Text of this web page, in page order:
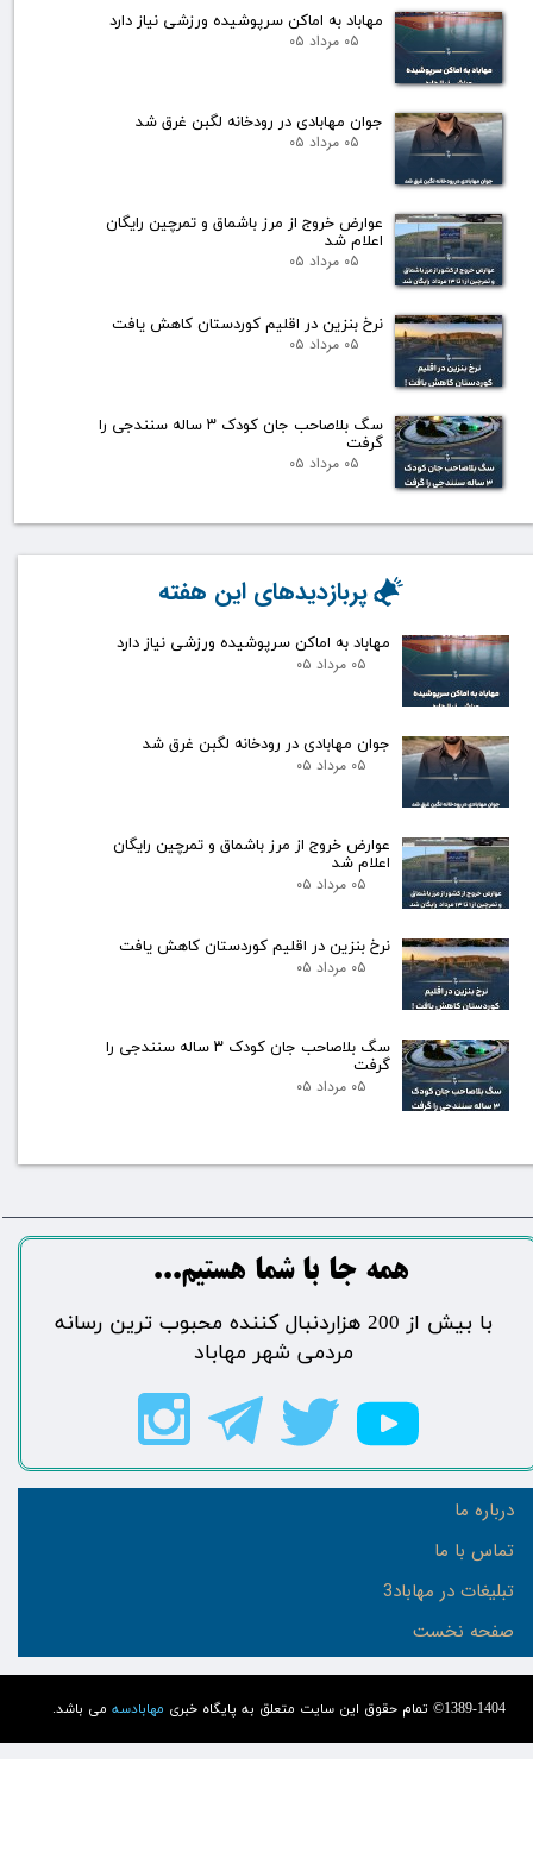
مهاباد به اماکن سرپوشیده ورزشی نیاز دارد
۰۵ مرداد ۰۵
جوان مهابادی در رودخانه لگبن غرق شد
۰۵ مرداد ۰۵
عوارض خروج از مرز باشماق و تمرچین رایگان
اعلام شد
۰۵ مرداد ۰۵
نرخ بنزین در اقلیم کوردستان کاهش یافت
۰۵ مرداد ۰۵
سگ بلاصاحب جان کودک ۳ ساله سنندجی را
گرفت
۰۵ مرداد ۰۵
مهاباد به اماکن سرپوشیده ورزشی نیاز دارد
۰۵ مرداد ۰۵
جوان مهابادی در رودخانه لگبن غرق شد
۰۵ مرداد ۰۵
عوارض خروج از مرز باشماق و تمرچین رایگان
اعلام شد
۰۵ مرداد ۰۵
نرخ بنزین در اقلیم کوردستان کاهش یافت
۰۵ مرداد ۰۵
سگ بلاصاحب جان کودک ۳ ساله سنندجی را
گرفت
۰۵ مرداد ۰۵
پربازدیدهای این هفته
1389-1404© تمام حقوق این سایت متعلق به پایگاه خبری مهابادسه می باشد.
درباره ما
تماس با ما
تبلیغات در مهاباد3
صفحه نخست
​​​همه جا با شما هستیم...​​​​​​​​​​​​​​
​با بیش از 200 هزاردنبال کننده محبوب ترین رسانه
مردمی شهر مهاباد​​​​​​​​​​​​​​